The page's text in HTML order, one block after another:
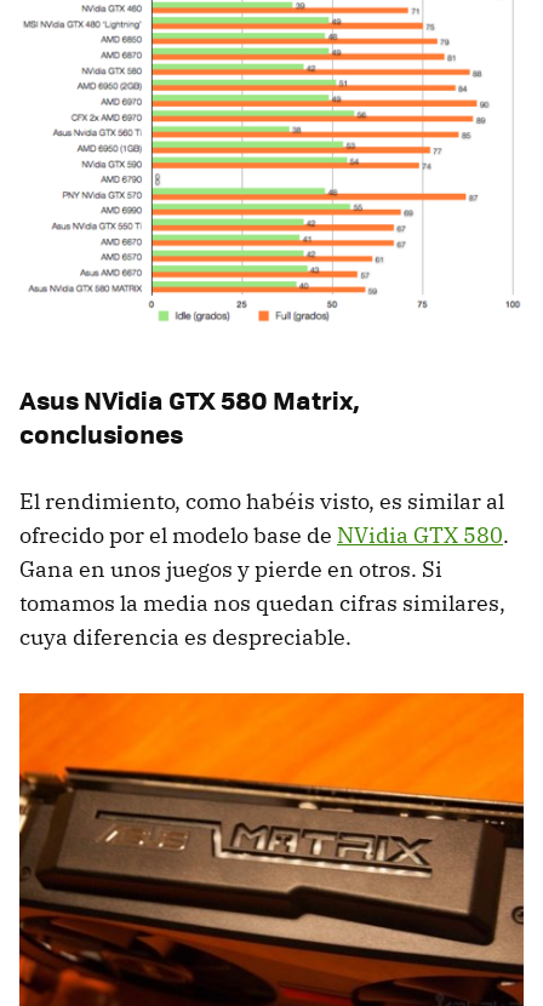
Asus NVidiaGTX580 Matrix,
conclusiones
El rendimiento, como habéis visto, es similar al
ofrecido por el modelo base de NVidia GTX 580.
Gana en unos juegos y pierde en otros. Si
tomamos la media nos quedan cifras similares,
cuya diferencia es despreciable.